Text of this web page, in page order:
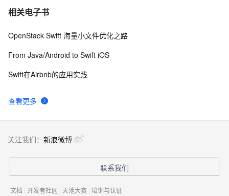
10
相关电子书
查看更多
OpenStack Swift 海量小文件优化之路
From Java/Android to Swift iOS
Swift在Airbnb的应用实践
关注我们： 新浪微博
联系我们
文档 | 开发者社区 | 天池大赛 | 培训与认证